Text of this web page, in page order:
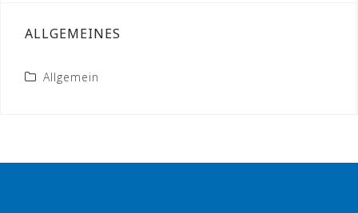
ALLGEMEINES
Allgemein